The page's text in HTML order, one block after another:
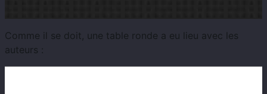
Comme il se doit, une table ronde a eu lieu avec les
auteurs :